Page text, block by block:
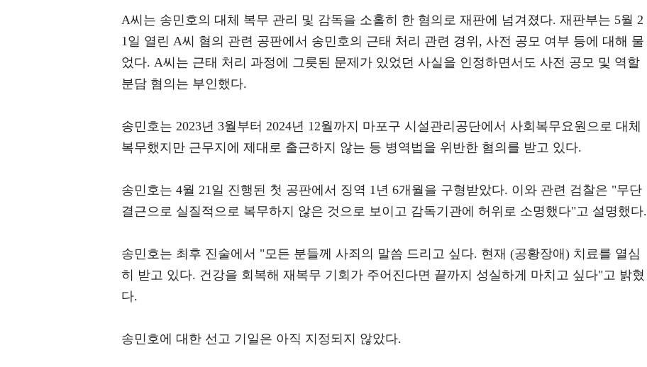
A씨는 송민호의 대체 복무 관리 및 감독을 소홀히 한 혐의로 재판에 넘겨졌다. 재판부는 5월 2
1일 열린 A씨 혐의 관련 공판에서 송민호의 근태 처리 관련 경위, 사전 공모 여부 등에 대해 물
었다. A씨는 근태 처리 과정에 그릇된 문제가 있었던 사실을 인정하면서도 사전 공모 및 역할
분담 혐의는 부인했다.
송민호는 2023년 3월부터 2024년 12월까지 마포구 시설관리공단에서 사회복무요원으로 대체
복무했지만 근무지에 제대로 출근하지 않는 등 병역법을 위반한 혐의를 받고 있다.
송민호는 4월 21일 진행된 첫 공판에서 징역 1년 6개월을 구형받았다. 이와 관련 검찰은 "무단
결근으로 실질적으로 복무하지 않은 것으로 보이고 감독기관에 허위로 소명했다"고 설명했다.
송민호는 최후 진술에서 "모든 분들께 사죄의 말씀 드리고 싶다. 현재 (공황장애) 치료를 열심
히 받고 있다. 건강을 회복해 재복무 기회가 주어진다면 끝까지 성실하게 마치고 싶다"고 밝혔
다.
송민호에 대한 선고 기일은 아직 지정되지 않았다.